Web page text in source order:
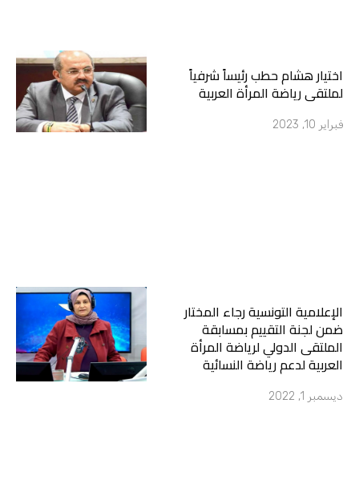
اختيار هشام حطب رئيساً شرفياً
لملتقى رياضة المرأة العربية
فبراير 10, 2023
الإعلامية التونسية رجاء المختار
ضمن لجنة التقييم بمسابقة
الملتقى الدولي لرياضة المرأة
العربية لدعم رياضة النسائية
ديسمبر 1, 2022